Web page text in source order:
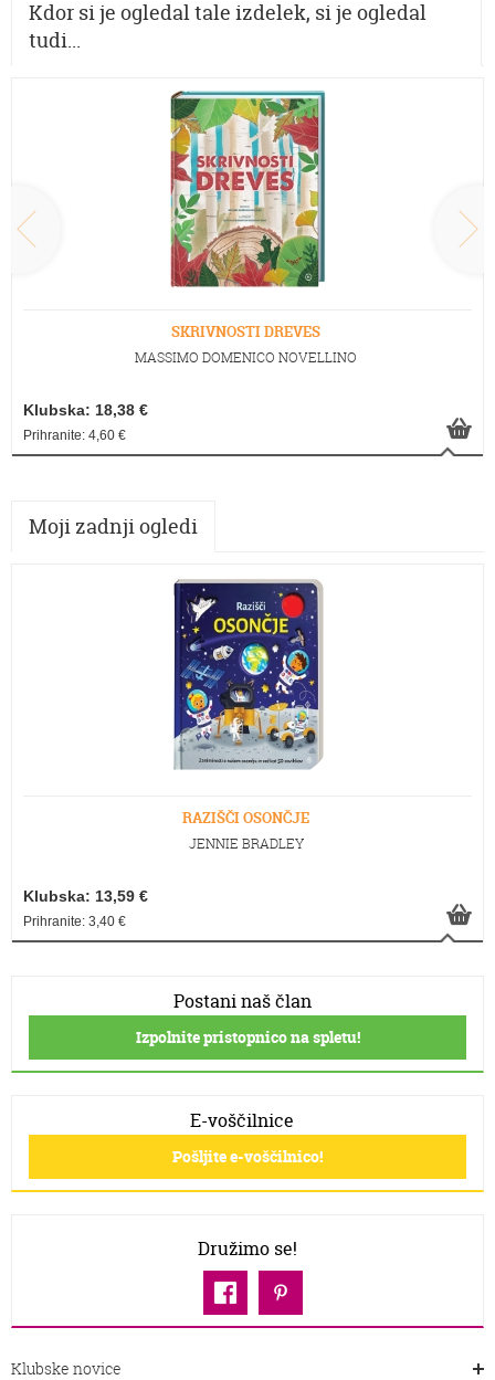
Kdor si je ogledal tale izdelek, si je ogledal
tudi...
SKRIVNOSTI DREVES
MASSIMO DOMENICO NOVELLINO
Klubska: 18,38 €
Prihranite: 4,60 €
Moji zadnji ogledi
RAZIŠČI OSONČJE
JENNIE BRADLEY
Klubska: 13,59 €
Prihranite: 3,40 €
Postani naš član
Izpolnite pristopnico na spletu!
E-voščilnice
Pošljite e-voščilnico!
Družimo se!
Klubske novice